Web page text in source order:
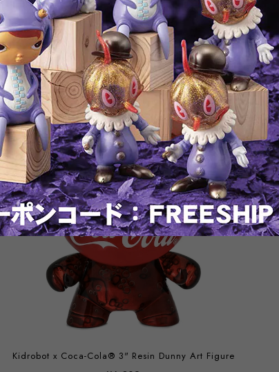
RELATED ITEMS
Kidrobot x Coca-Cola® 3" Resin Dunny Art Figure